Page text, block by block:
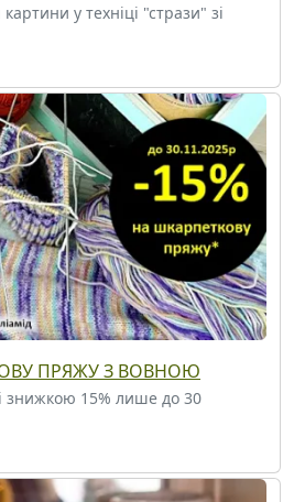
у техніці "стрази" зі
ПРЯЖУ З ВОВНОЮ
знижкою 15% лише до 30